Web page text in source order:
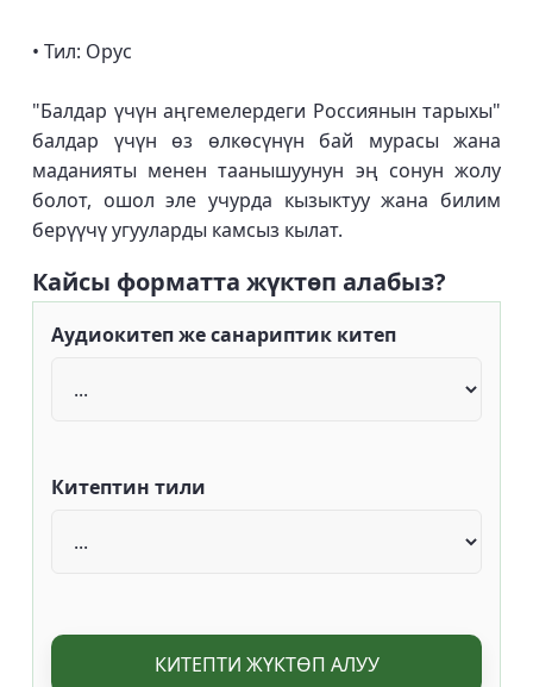
• Тил: Орус
"Балдар үчүн аңгемелердеги Россиянын тарыхы"
балдар үчүн өз өлкөсүнүн бай мурасы жана
маданияты менен таанышуунун эң сонун жолу
болот, ошол эле учурда кызыктуу жана билим
берүүчү угууларды камсыз кылат.
Кайсы форматта жүктөп алабыз?
Аудиокитеп же санариптик китеп
Китептин тили
КИТЕПТИ ЖҮКТӨП АЛУУ